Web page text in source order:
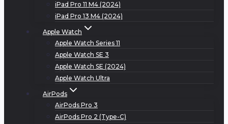
iPad Pro 11 M4 (2024)
iPad Pro 13 M4 (2024)
Apple Watch
Apple Watch Series 11
Apple Watch SE 3
Apple Watch SE (2024)
Apple Watch Ultra
AirPods
AirPods Pro 3
AirPods Pro 2 (Type-C)